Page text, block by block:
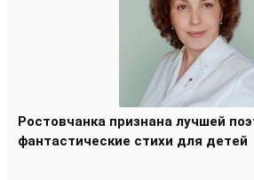
Ростовчанка признана лучшей
фантастические стихи для детей